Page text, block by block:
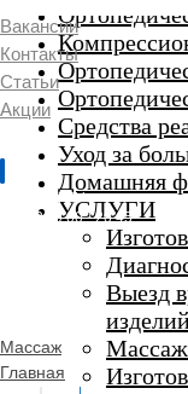
г. Люберцы
Пн-Вс 9:00 - 20:45
салон
Средства
Уход за
Домашняя
УСЛУГИ
Выезд
Массаж
Вакансии
Контакты
Статьи
Акции
Массаж
Главная